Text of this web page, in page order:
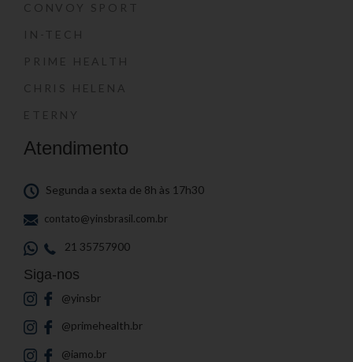
CONVOY SPORT
IN-TECH
PRIME HEALTH
CHRIS HELENA
ETERNY
Atendimento
Segunda a sexta de 8h às 17h30
contato@yinsbrasil.com.br
21 35757900
Siga-nos
@yinsbr
@primehealth.br
@iamo.br